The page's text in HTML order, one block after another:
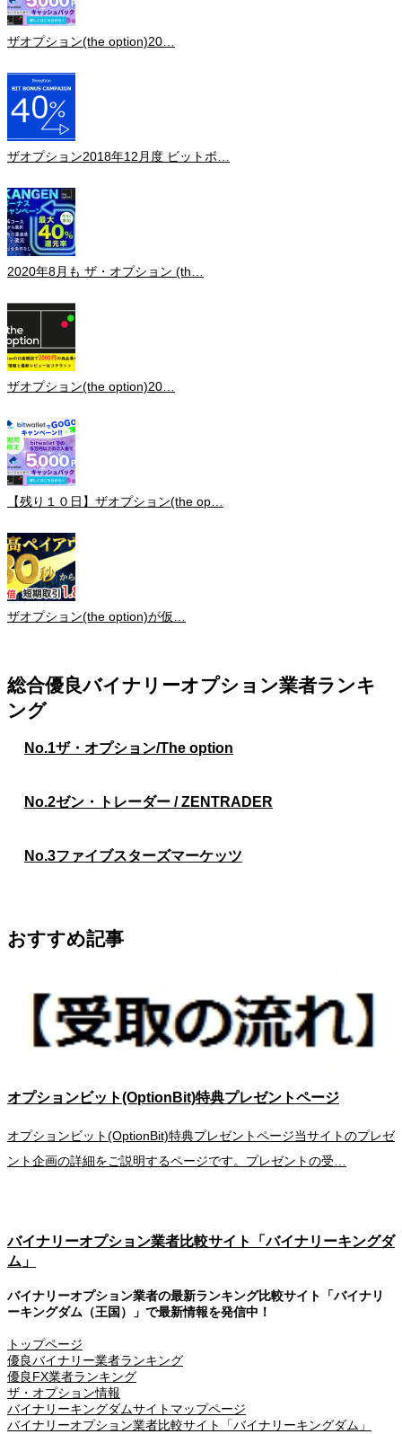
ザオプション(the option)20…
ザオプション2018年12月度 ビットボ…
2020年8月も ザ・オプション (th…
ザオプション(the option)20…
【残り１０日】ザオプション(the op…
ザオプション(the option)が仮…
総合優良バイナリーオプション業者ランキ
ング
No.1ザ・オプション/The option
No.2ゼン・トレーダー / ZENTRADER
No.3ファイブスターズマーケッツ
おすすめ記事
オプションビット(OptionBit)特典プレゼントページ
オプションビット(OptionBit)特典プレゼントページ当サイトのプレゼ
ント企画の詳細をご説明するページです。プレゼントの受…
バイナリーオプション業者比較サイト「バイナリーキングダ
ム」
バイナリーオプション業者の最新ランキング比較サイト「バイナリ
ーキングダム（王国）」で最新情報を発信中！
トップページ
優良バイナリー業者ランキング
優良FX業者ランキング
ザ・オプション情報
バイナリーキングダムサイトマップページ
バイナリーオプション業者比較サイト「バイナリーキングダム」